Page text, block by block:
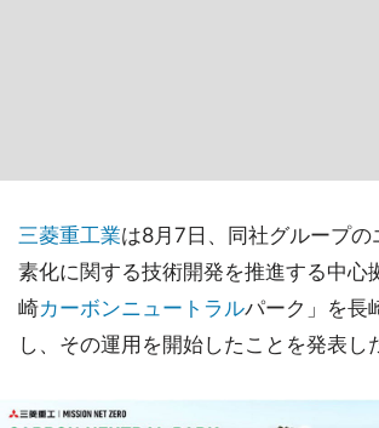
三菱重工業は8月7日、同社グループの
素化に関する技術開発を推進する中心
崎カーボンニュートラルパーク」を長
し、その運用を開始したことを発表し